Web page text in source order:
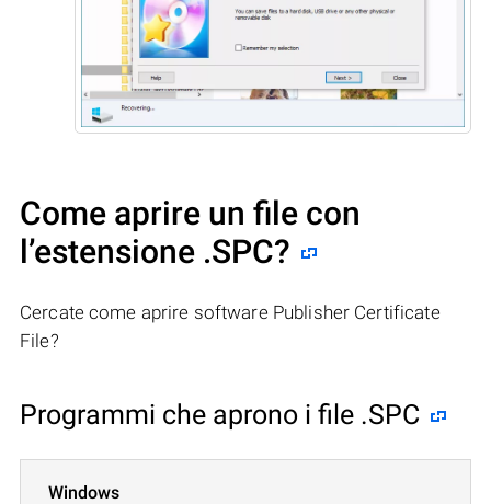
Come aprire un file con
l’estensione .SPC?
Cercate come aprire software Publisher Certificate
File?
Programmi che aprono i file .SPC
Windows